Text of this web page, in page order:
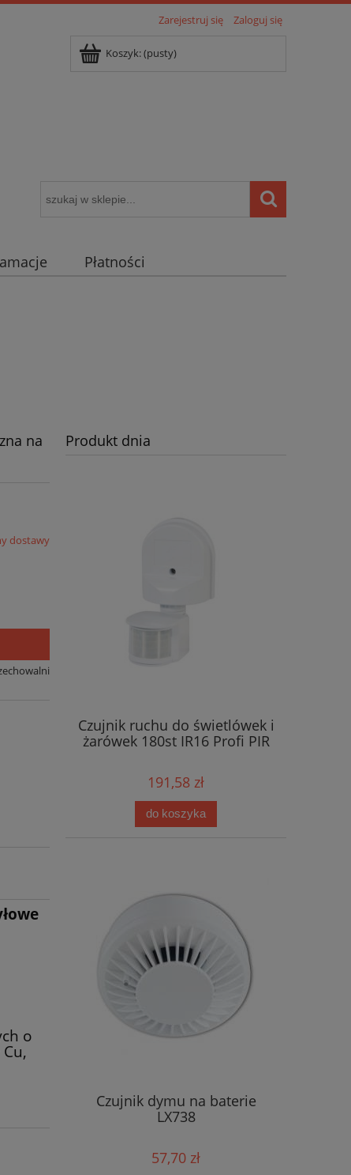
Zarejestruj się Zaloguj się
Koszyk:(pusty)
Płatności
na
dostawy
o
Produkt dnia
Czujnik ruchu do świetlówek i
żarówek 180st IR16 Profi PIR
191,58 zł
do koszyka
Czujnik dymu na baterie
LX738
57,70 zł